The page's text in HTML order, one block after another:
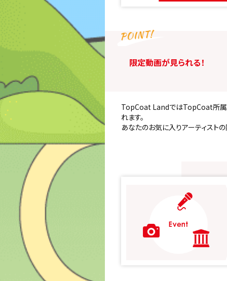
限定動画が見られる！
TopCoat LandではTopCoat所属
れます。
あなたのお気に入りアーティスト